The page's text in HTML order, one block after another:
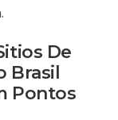
De
Brasil
Pontos